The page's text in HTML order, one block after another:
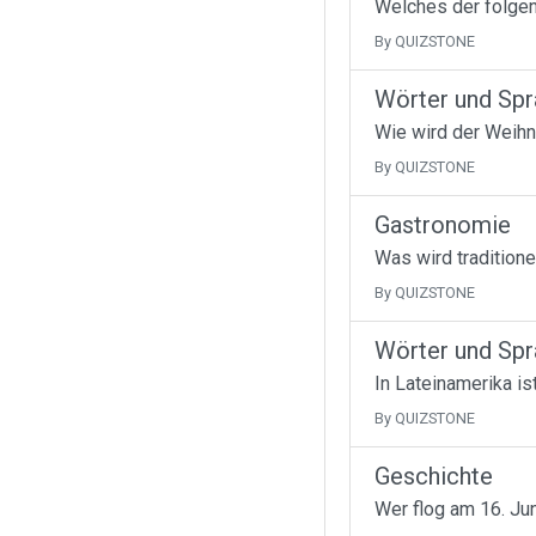
Welches der
By QUIZSTONE
Wörter und
Wie wird der
By QUIZSTONE
Gastronomie
Was wird
By QUIZSTONE
Wörter und
In Lateinamerika
By QUIZSTONE
Geschichte
Wer flog am 16.